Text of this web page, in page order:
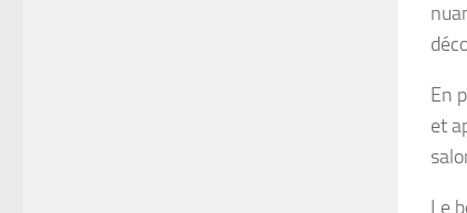
En
et
Le